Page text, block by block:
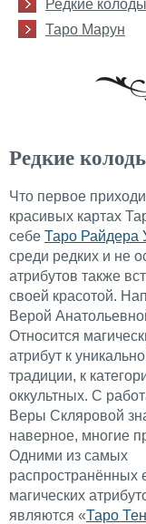
Редкие
Таро Марун
Редкие
Что первое
красивых картах
себе Таро Райдера
среди редких и не
атрибутов также
своей красотой.
Верой
Относится
атрибут к
традиции, к
оккультных. С
Веры Скляровой
наверное, многие
Одними из самых
распространённых
магических
являются «Таро